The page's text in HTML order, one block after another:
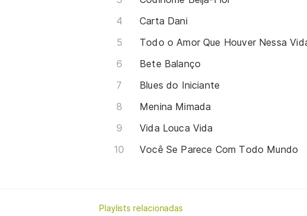
Carta Dani
Todo o Amor Que Houver Nessa
Bete Balanço
Blues do Iniciante
Menina Mimada
Vida Louca Vida
Você Se Parece Com Todo Mundo
Playlists relacionadas